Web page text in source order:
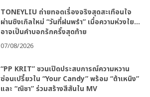
TONEYLIU ถ่ายทอดเรื่องจริงสุดสะเทือนใจ
ผ่านซิงเกิลใหม่ “วันที่ฝนพรำ” เมื่อความห่วงใย…
อาจเป็นคำบอกรักครั้งสุดท้าย
07/08/2026
“PP KRIT” ชวนเปิดประสบการณ์ความหวาน
ซ่อนเปรี้ยวใน “Your Candy” พร้อม “ต้าเหนิง”
และ “ณิชา” ร่วมสร้างสีสันใน MV